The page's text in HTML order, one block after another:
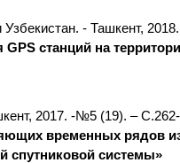
- Ташкент,
станций на
2017. -№5 (19). –
временных рядов
спутниковой системы»